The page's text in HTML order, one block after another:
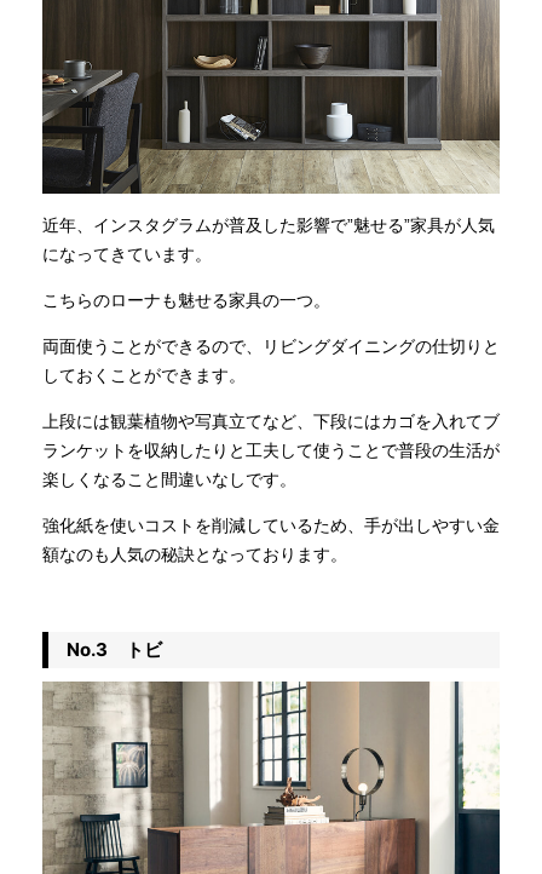
近年、インスタグラムが普及した影響で”魅せる”家具が人気
になってきています。
こちらのローナも魅せる家具の一つ。
両面使うことができるので、リビングダイニングの仕切りと
しておくことができます。
上段には観葉植物や写真立てなど、下段にはカゴを入れてブ
ランケットを収納したりと工夫して使うことで普段の生活が
楽しくなること間違いなしです。
強化紙を使いコストを削減しているため、手が出しやすい金
額なのも人気の秘訣となっております。
No.3 トビ